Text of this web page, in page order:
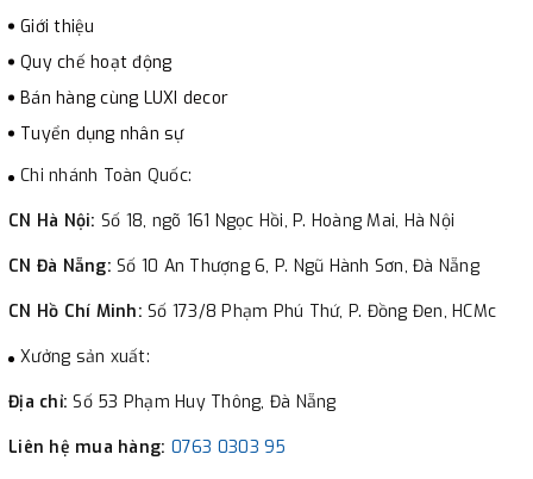
Giới thiệu
Quy chế hoạt động
Bán hàng cùng LUXI decor
Tuyển dụng nhân sự
Chi nhánh Toàn Quốc:
CN Hà Nội: Số 18, ngõ 161 Ngọc Hồi, P. Hoàng Mai, Hà Nội
CN Đà Nẵng: Số 10 An Thượng 6, P. Ngũ Hành Sơn, Đà Nẵng
CN Hồ Chí Minh: Số 173/8 Phạm Phú Thứ, P. Đồng Đen, HCMc
Xưởng sản xuất:
Địa chỉ:Số 53 Phạm Huy Thông, Đà Nẵng
Liên hệ mua hàng: 0763 0303 95